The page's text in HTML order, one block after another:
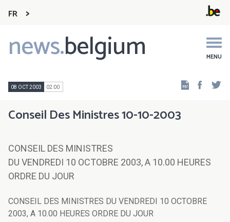
FR
news.belgium MENU
Main
navigation
08 OCT 2003 02:00
Conseil Des Ministres 10-10-2003
CONSEIL DES MINISTRES
DU VENDREDI 10 OCTOBRE 2003, A 10.00 HEURES
ORDRE DU JOUR
CONSEIL DES MINISTRES DU VENDREDI 10 OCTOBRE
2003, A 10.00 HEURES ORDRE DU JOUR